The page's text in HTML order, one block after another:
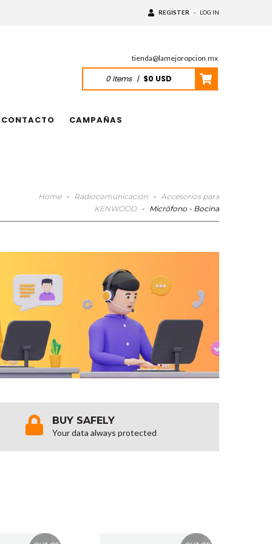
REGISTER - LOG IN
tienda@lamejoropcion.mx
0Items | $0 USD
CONTACTO CAMPAÑAS
Home - Radiocomunicación - Accesorios para
KENWOOD - Micrófono - Bocina
BUY SAFELY
Your data always protected